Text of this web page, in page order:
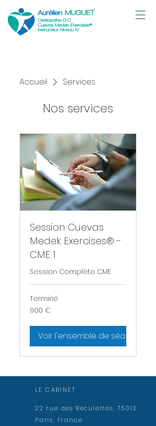
Accueil Services
Nos services
Session Cuevas
Medek Exercises® -
CME 1
Session Complète CME
Terminé
900
euros
900 €
Voir l'ensemble de séances
LE CABINET
22 rue des Reculettes, 75013
Paris, France